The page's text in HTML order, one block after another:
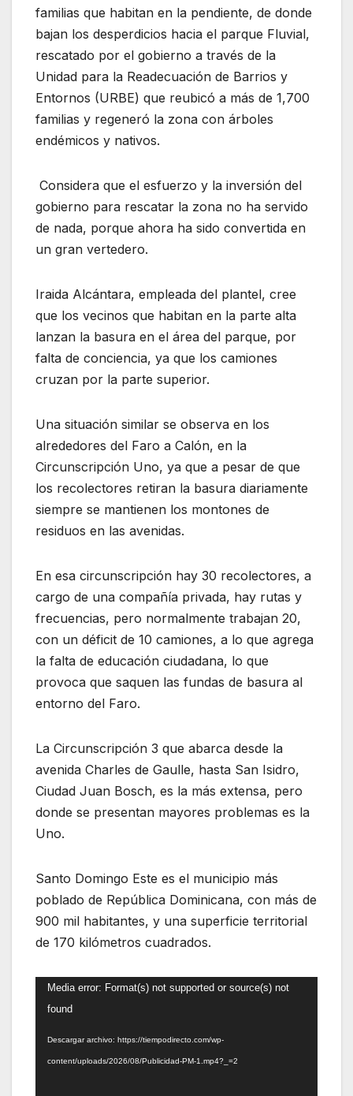
familias que habitan en la pendiente, de donde
bajan los desperdicios hacia el parque Fluvial,
rescatado por el gobierno a través de la
Unidad para la Readecuación de Barrios y
Entornos (URBE) que reubicó a más de 1,700
familias y regeneró la zona con árboles
endémicos y nativos.
Considera que el esfuerzo y la inversión del
gobierno para rescatar la zona no ha servido
de nada, porque ahora ha sido convertida en
un gran vertedero.
Iraida Alcántara, empleada del plantel, cree
que los vecinos que habitan en la parte alta
lanzan la basura en el área del parque, por
falta de conciencia, ya que los camiones
cruzan por la parte superior.
Una situación similar se observa en los
alrededores del Faro a Calón, en la
Circunscripción Uno, ya que a pesar de que
los recolectores retiran la basura diariamente
siempre se mantienen los montones de
residuos en las avenidas.
En esa circunscripción hay 30 recolectores, a
cargo de una compañía privada, hay rutas y
frecuencias, pero normalmente trabajan 20,
con un déficit de 10 camiones, a lo que agrega
la falta de educación ciudadana, lo que
provoca que saquen las fundas de basura al
entorno del Faro.
La Circunscripción 3 que abarca desde la
avenida Charles de Gaulle, hasta San Isidro,
Ciudad Juan Bosch, es la más extensa, pero
donde se presentan mayores problemas es la
Uno.
Santo Domingo Este es el municipio más
poblado de República Dominicana, con más de
900 mil habitantes, y una superficie territorial
de 170 kilómetros cuadrados.
Reproductor
de
Media error: Format(s) not supported or source(s) not
found
Descargar archivo: https://tiempodirecto.com/wp-
content/uploads/2026/08/Publicidad-PM-1.mp4?_=2